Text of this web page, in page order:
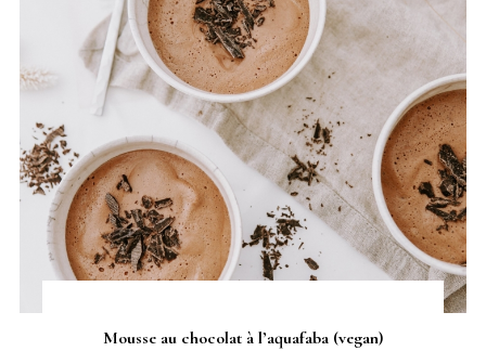
Mousse au chocolat à l’aquafaba (vegan)